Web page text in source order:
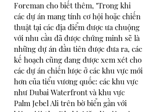
Foreman cho biết thêm, "Trong khi
các dự án mang tính cơ hội hoặc chiến
thuật tại các địa điểm được ưa chuộng
với nhu cầu đã được chứng minh sẽ là
những dự án đầu tiên được đưa ra, các
kế hoạch cũng đang được xem xét cho
các dự án chiến lược ở các khu vực mới
hơn của tiểu vương quốc: các khu vực
như Dubai Waterfront và khu vực
Palm Jebel Ali trên bờ biển gần với